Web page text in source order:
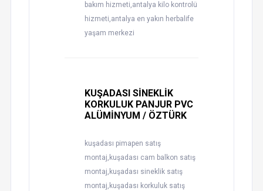
bakım hizmeti,antalya kilo kontrolü
hizmeti,antalya en yakın herbalife
yaşam merkezi
KUŞADASI SİNEKLİK
KORKULUK PANJUR PVC
ALÜMİNYUM / ÖZTÜRK
kuşadası pimapen satış
montaj,kuşadası cam balkon satış
montaj,kuşadası sineklik satış
montaj,kuşadası korkuluk satış